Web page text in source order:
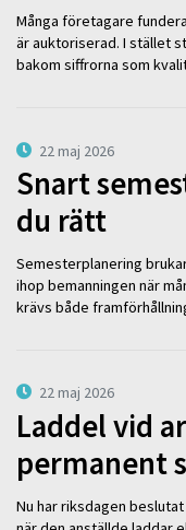
Många företagare
är auktoriserad. I stället
bakom siffrorna som
22 maj 2026
Snart
du rätt
Semesterplanering
ihop bemanningen när
krävs både
22 maj 2026
Laddel vid
permanent
Nu har riksdagen